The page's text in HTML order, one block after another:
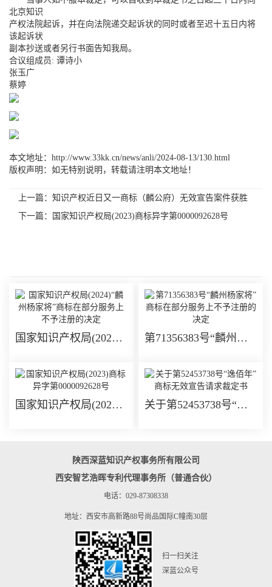
北京知识
产权法院起诉，并在向法院递交起诉状的同时或者至迟十五日内将
该起诉状
副本抄送或者另行书面告知我局。
合议组成员: 谭诗小
张玉广
蔡婷
本文地址：http://www.33kk.cn/news/anli/2024-08-13/130.html
版权声明：如无特别说明，转载请注明本文地址！
上一篇： 知识产权近日又一商标（麟公府）无效宣告案件获胜
下一篇：
国家知识产权局(2023)商标异字第0000092628号
国家知识产权局(2024)“麟州杨家将”商标在部分服务上不予注册的决定 第71356383号“麟州杨家将”商标在部分服务上不予注册的决定
国家知识产权局(2023)商标异字第0000092628号 关于第52453738号“逸佰年”商标无效宣告请求裁定书
陕西深蓝知识产权事务所有限公司
西安智艺浩晖专利代理事务所（普通合伙）
电话：029-87308338
地址：西安市高新路88号尚品国际C幢南30层
扫一扫关注
深蓝公众号